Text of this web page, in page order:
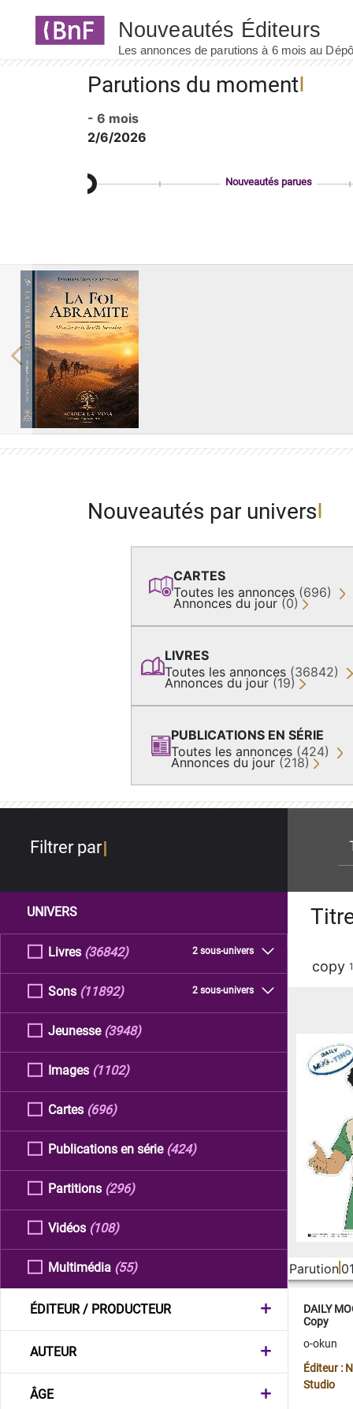
Parutions du moment
- 6 mois
2/6/2026
Nouveautés parues
Previous
Nouveautés par univers
CARTES
Toutes les annonces (696)
Annonces du jour (0)
LIVRES
Toutes les annonces (36842)
Annonces du jour (19)
PUBLICATIONS EN SÉRIE
Toutes les annonces (424)
Annonces du jour (218)
Filtrer par
UNIVERS
Livres 2 sous-univers
(36842)
Sons 2 sous-univers
(11892)
Jeunesse (3948)
Images (1102)
Cartes (696)
Publications en série (424)
Partitions (296)
Vidéos (108)
Multimédia (55)
ÉDITEUR / PRODUCTEUR
AUTEUR
ÂGE
copy
Parution
DAILY
Copy
o-okun
Éditeur :
Studio